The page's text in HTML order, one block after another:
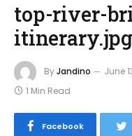
top-river-
itinerary.jpg
ByJandino June
1 Min Read
Facebook